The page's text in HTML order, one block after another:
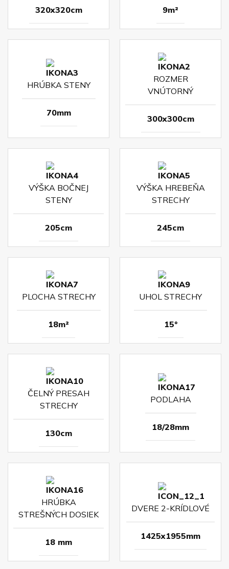
320x320cm 9m²
HRÚBKA STENY
70mm
ROZMER
VNÚTORNÝ
300x300cm
VÝŠKA BOČNEJ
STENY
205cm
VÝŠKA HREBEŇA
STRECHY
245cm
PLOCHA STRECHY
18m²
UHOL STRECHY
15°
ČELNÝ PRESAH
STRECHY
130cm
PODLAHA
18/28mm
HRÚBKA
STREŠNÝCH DOSIEK
18 mm
DVERE 2-KRÍDLOVÉ
1425x1955mm